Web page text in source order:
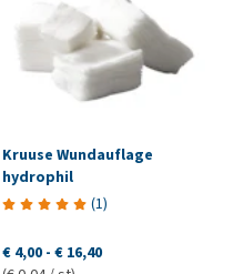
Kruuse Wundauflage
hydrophil
(1)
€ 4,00 - € 16,40